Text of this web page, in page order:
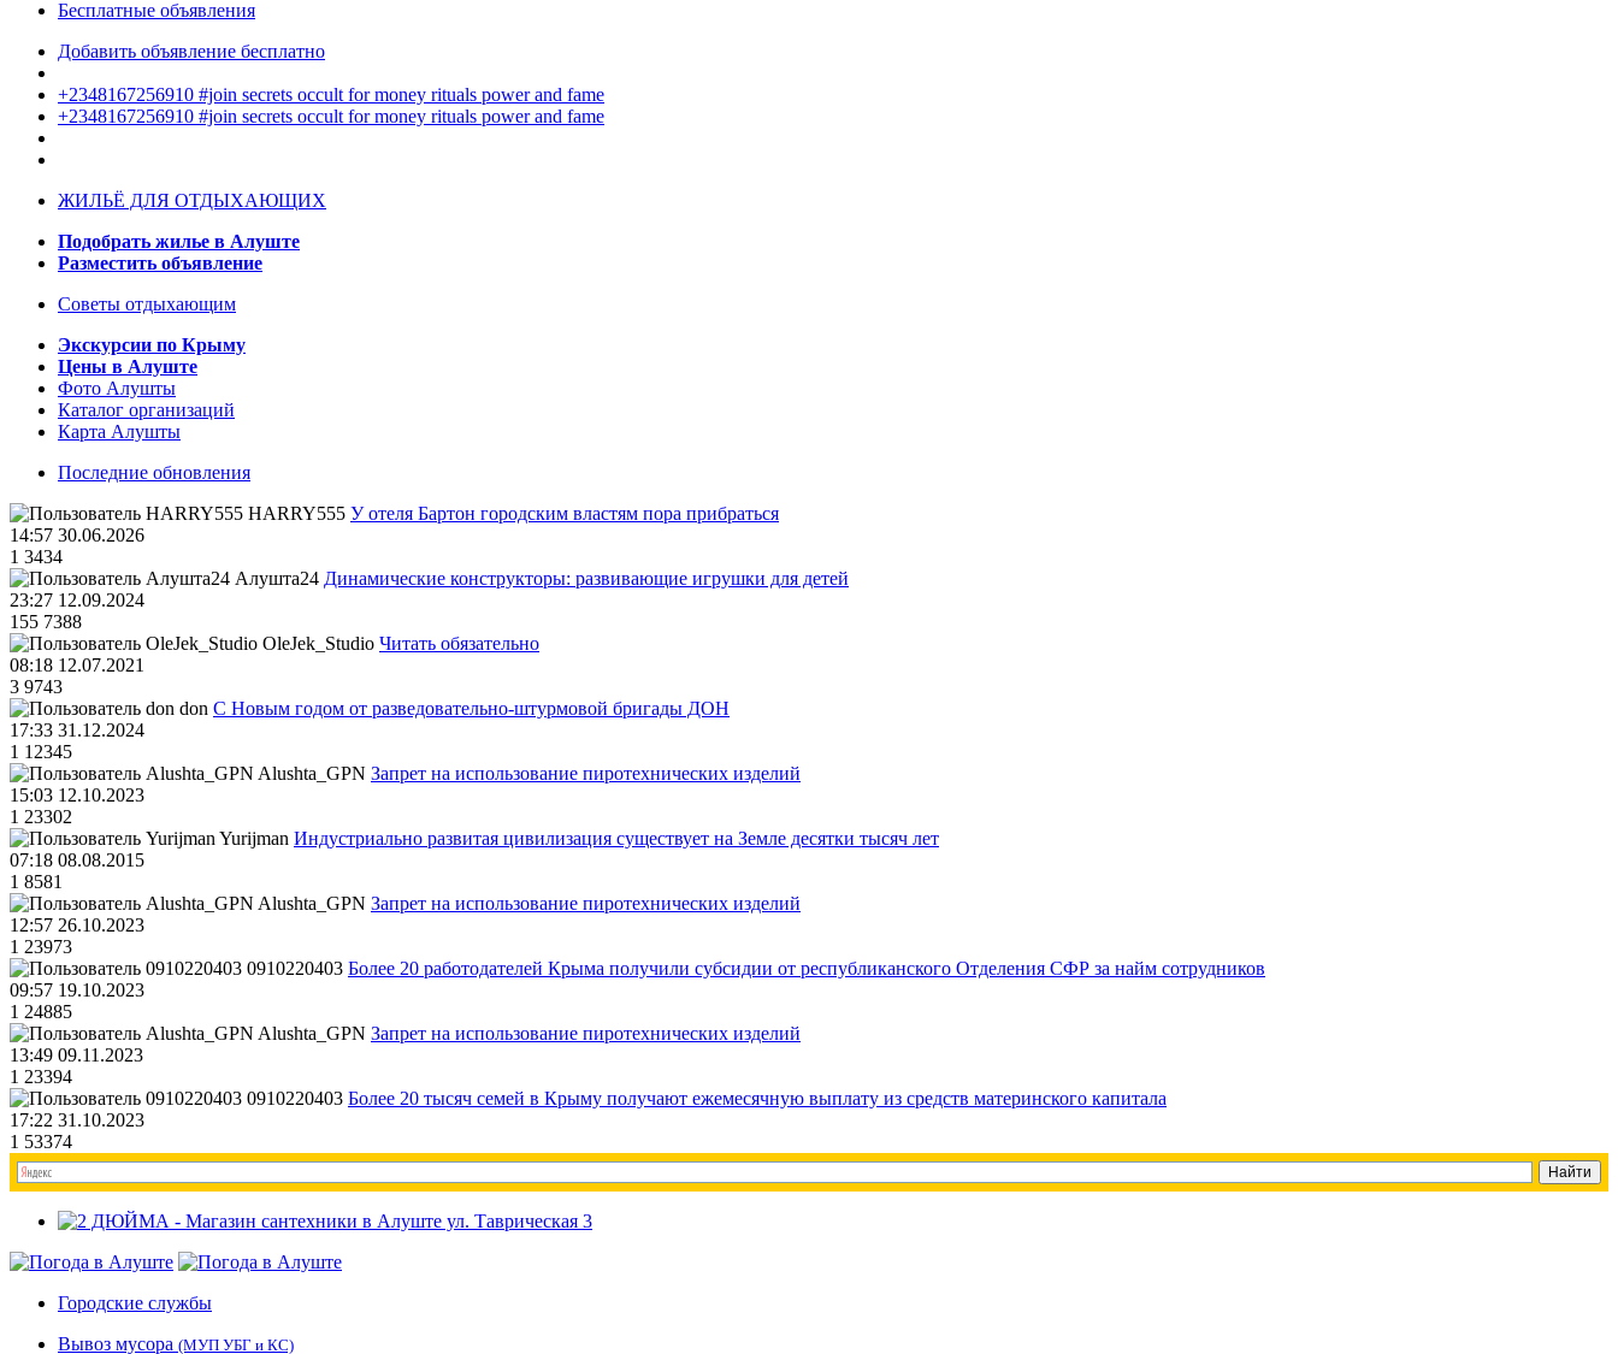
Бесплатные объявления
Добавить объявление бесплатно
+2348167256910 #join secrets occult for money rituals power and fame
+2348167256910 #join secrets occult for money rituals power and fame
ЖИЛЬЁ ДЛЯ ОТДЫХАЮЩИХ
Подобрать жилье в Алуште
Разместить объявление
Советы отдыхающим
Экскурсии по Крыму
Цены в Алуште
Фото Алушты
Каталог организаций
Карта Алушты
Последние обновления
HARRY555 У отеля Бартон городским властям пора прибраться
14:57 30.06.2026
1 3434
Алушта24 Динамические конструкторы: развивающие игрушки для детей
23:27 12.09.2024
155 7388
OleJek_Studio Читать обязательно
08:18 12.07.2021
3 9743
don С Новым годом от разведовательно-штурмовой бригады ДОН
17:33 31.12.2024
1 12345
Alushta_GPN Запрет на использование пиротехнических изделий
15:03 12.10.2023
1 23302
Yurijman Индустриально развитая цивилизация существует на Земле десятки тысяч лет
07:18 08.08.2015
1 8581
Alushta_GPN Запрет на использование пиротехнических изделий
12:57 26.10.2023
1 23973
0910220403 Более 20 работодателей Крыма получили субсидии от республиканского Отделения СФР за найм сотрудников
09:57 19.10.2023
1 24885
Alushta_GPN Запрет на использование пиротехнических изделий
13:49 09.11.2023
1 23394
0910220403 Более 20 тысяч семей в Крыму получают ежемесячную выплату из средств материнского капитала
17:22 31.10.2023
1 53374
Городские службы
Вывоз мусора (МУП УБГ и КС)